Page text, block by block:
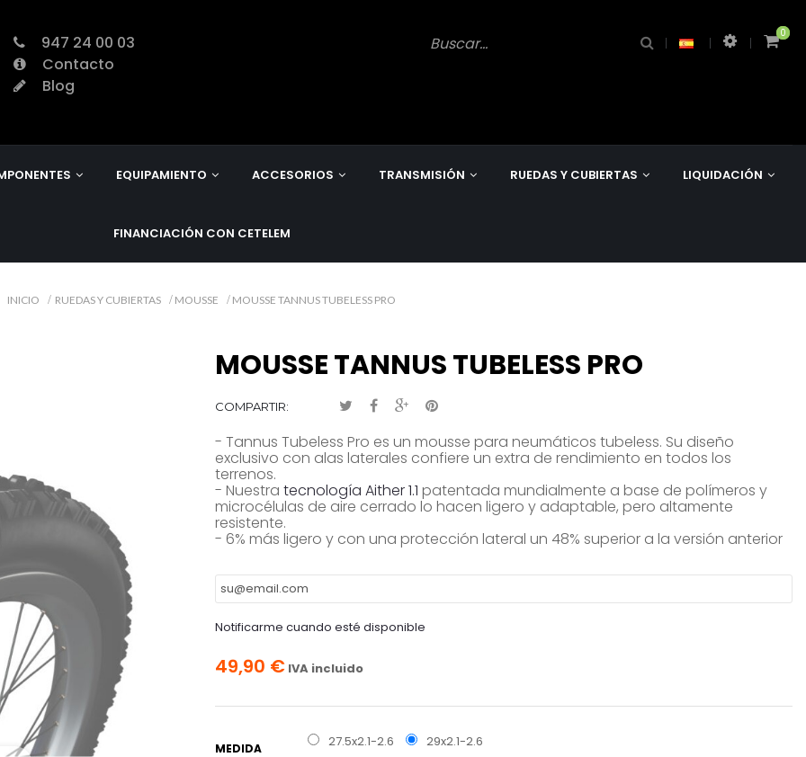
947 24 00 03
Contacto
Blog
0
0
EQUIPAMIENTO ACCESORIOS TRANSMISIÓN RUEDAS Y CUBIERTAS LIQUIDACIÓN
FINANCIACIÓN CON CETELEM
INICIO RUEDAS Y CUBIERTAS MOUSSE MOUSSE TANNUS TUBELESS PRO
MOUSSE TANNUS TUBELESS PRO
COMPARTIR:
- Tannus Tubeless Pro es un mousse para neumáticos tubeless. Su diseño
exclusivo con alas laterales confiere un extra de rendimiento en todos los
terrenos.
- Nuestra tecnología Aither 1.1 patentada mundialmente a base de polímeros y
microcélulas de aire cerrado lo hacen ligero y adaptable, pero altamente
resistente.
- 6% más ligero y con una protección lateral un 48% superior a la versión anterior
Notificarme cuando esté disponible
49,90 € IVA incluido
MEDIDA 27.5x2.1-2.6 29x2.1-2.6